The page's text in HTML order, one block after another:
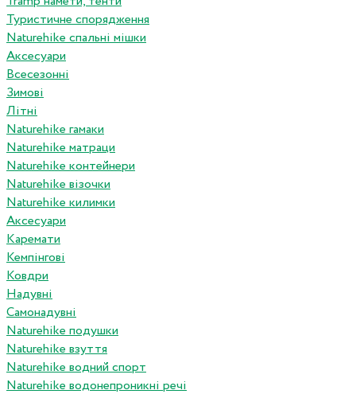
Туристичне спорядження
Naturehike спальні мішки
Аксесуари
Всесезонні
Зимові
Літні
Naturehike гамаки
Naturehike матраци
Naturehike контейнери
Naturehike візочки
Naturehike килимки
Аксесуари
Каремати
Кемпінгові
Ковдри
Надувні
Самонадувні
Naturehike подушки
Naturehike взуття
Naturehike водний спорт
Naturehike водонепроникні речі